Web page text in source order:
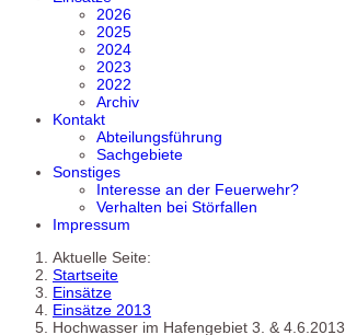
2026
2025
2024
2023
2022
Archiv
Kontakt
Abteilungsführung
Sachgebiete
Sonstiges
Interesse an der Feuerwehr?
Verhalten bei Störfallen
Impressum
Aktuelle Seite:
Startseite
Einsätze
Einsätze 2013
Hochwasser im Hafengebiet 3. & 4.6.2013